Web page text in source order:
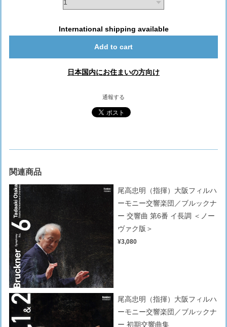
International shipping available
Add to cart
日本国内にお住まいの方向け
通報する
関連商品
尾高忠明（指揮）大阪フィルハ
ーモニー交響楽団／ブルックナ
ー 交響曲 第6番 イ長調 ＜ノー
ヴァク版＞
¥3,080
尾高忠明（指揮）大阪フィルハ
ーモニー交響楽団／ブルックナ
ー 初期交響曲集